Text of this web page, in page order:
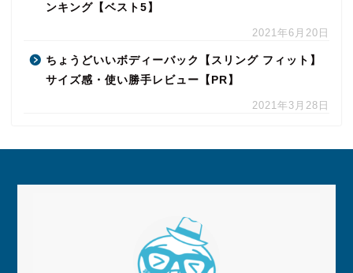
ンキング【ベスト5】
2021年6月20日
ちょうどいいボディーバック【スリング フィット】
サイズ感・使い勝手レビュー【PR】
2021年3月28日